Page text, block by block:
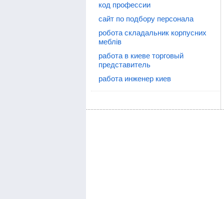
код профессии
сайт по подбору персонала
робота складальник корпусних
меблів
работа в киеве торговый
представитель
работа инженер киев